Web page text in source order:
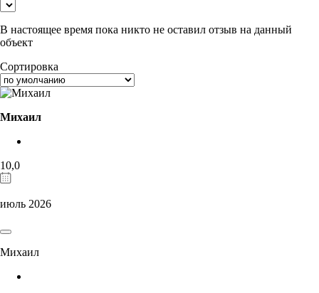
В настоящее время пока никто не оставил отзыв на данный
объект
Сортировка
Михаил
10,0
июль 2026
Михаил